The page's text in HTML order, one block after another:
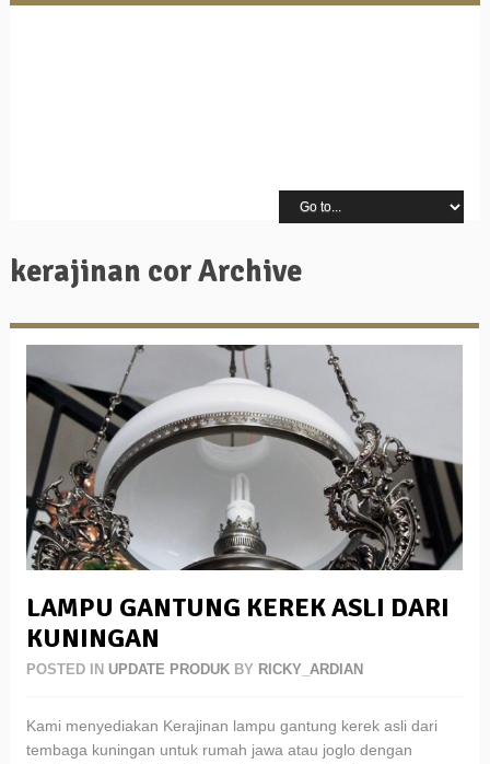
kerajinan cor Archive
LAMPU GANTUNG KEREK ASLI DARI
KUNINGAN
POSTED IN UPDATE PRODUKBY RICKY_ARDIAN
Kami menyediakan Kerajinan lampu gantung kerek asli dari
tembaga kuningan untuk rumah jawa atau joglo dengan